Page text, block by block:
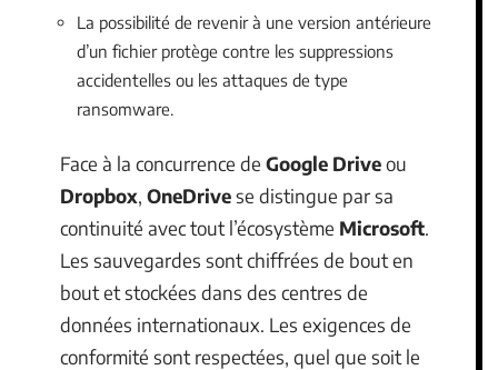
La possibilité de revenir à une version antérieure
d’un fichier protège contre les suppressions
accidentelles ou les attaques de type
ransomware.
Face à la concurrence de Google Driveou
Dropbox, OneDrivese distingue par sa
continuité avec tout l’écosystème Microsoft.
Les sauvegardes sont chiffrées de bout en
bout et stockées dans des centres de
données internationaux. Les exigences de
conformité sont respectées, quel que soit le